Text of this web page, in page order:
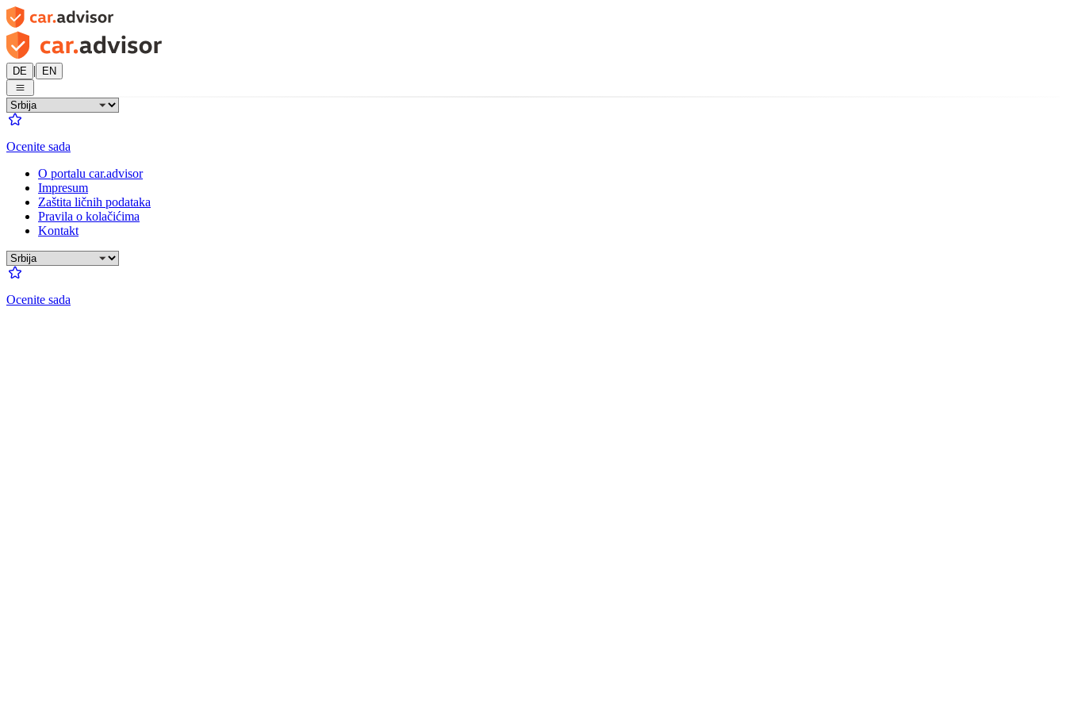
DE | EN
Ocenite sada
O portalu car.advisor
Impresum
Zaštita ličnih podataka
Pravila o kolačićima
Kontakt
Ocenite sada